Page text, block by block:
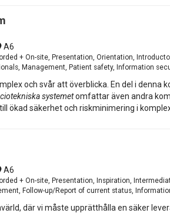
A6
+ On-site, Presentation, Orientation,
Management, Patient safety, Information
och svår att överblicka. En del i
systemetomfattar även andra
ökad säkerhet och riskminimering i
A6
+ On-site, Presentation, Inspiration,
Follow-up/Report of current status,
där vi måste upprätthålla en säker